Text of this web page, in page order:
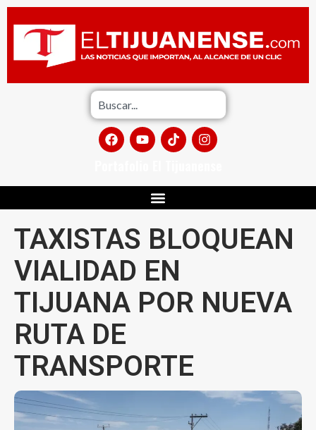
TAXISTAS BLOQUEAN
VIALIDAD EN
TIJUANA POR NUEVA
RUTA DE
TRANSPORTE